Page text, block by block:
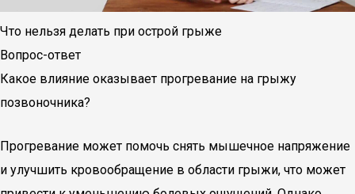
Что нельзя делать при острой грыже
Вопрос-ответ
Какое влияние оказывает прогревание на грыжу
позвоночника?
Прогревание может помочь снять мышечное напряжение
и улучшить кровообращение в области грыжи, что может